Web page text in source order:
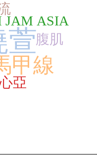
萱
甲線
JAM ASIA
亞
腹肌